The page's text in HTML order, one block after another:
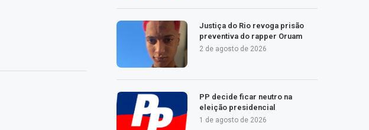
Justiça do Rio revoga prisão
preventiva do rapper Oruam
2 de agosto de 2026
PP decide ficar neutro na
eleição presidencial
1 de agosto de 2026